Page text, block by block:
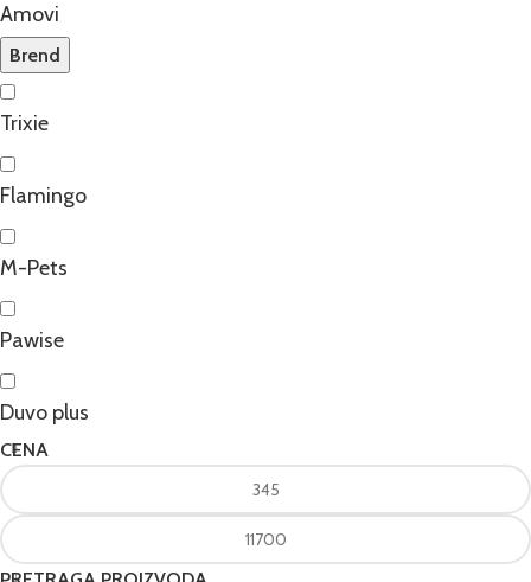
Amovi
Brend
Trixie
Flamingo
M-Pets
Pawise
Duvo plus
CENA